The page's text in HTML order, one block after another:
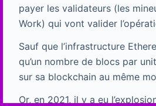
payer les validateurs (les
Work) qui vont valider
Sauf que l’infrastructure
qu’un nombre de blocs par
sur sa blockchain au même
Or, en 2021, il y a eu